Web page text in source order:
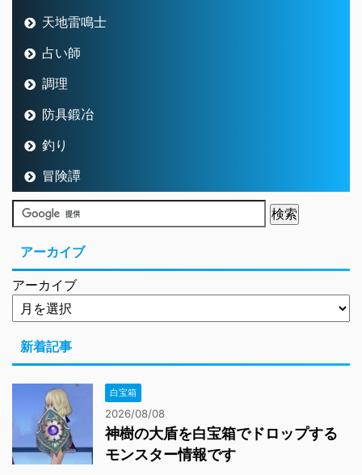
天地雷鳴士
占い師
調理
防具鍛冶
釣り
冒険譚
アーカイブ
アーカイブ
新着記事
白宝箱
2026/08/08
神樹の大盾を白宝箱でドロップする
モンスター情報です